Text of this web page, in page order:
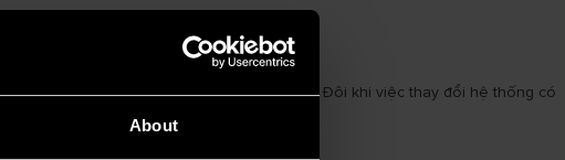
About
đặt máy nước nóng năng lượng mặt trời. Đôi khi việc thay đổi hệ thống có